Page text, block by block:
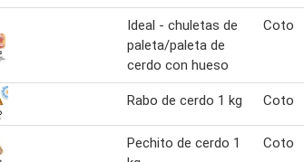
Ideal - chuletas de
paleta/paleta de
cerdo con hueso
Coto
Rabo de cerdo 1 kg Coto
Pechito de cerdo 1
Coto